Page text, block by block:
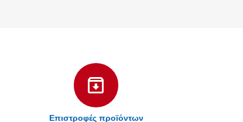
Επιστροφές προϊόντων